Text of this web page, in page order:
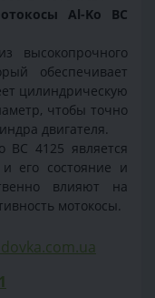
Al-Ko BC
высокопрочного
обеспечивает
цилиндрическую
чтобы точно
двигателя.
4125 является
его состояние и
влияют на
мотокосы.